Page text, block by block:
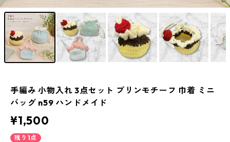
手編み 小物入れ 3点セット プリンモチーフ 巾着 ミニ
バッグ n59 ハンドメイド
¥1,500
残り1点